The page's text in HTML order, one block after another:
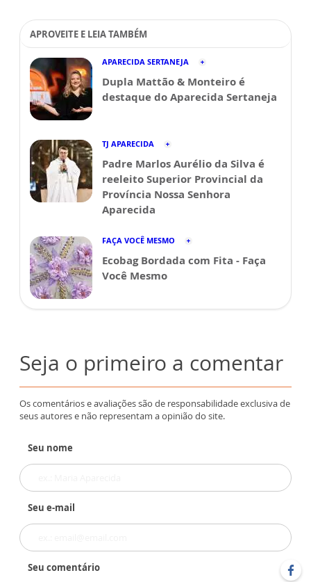
APROVEITE E LEIA TAMBÉM
APARECIDA SERTANEJA
Dupla Mattão & Monteiro é
destaque do Aparecida Sertaneja
TJ APARECIDA
Padre Marlos Aurélio da Silva é
reeleito Superior Provincial da
Província Nossa Senhora
Aparecida
FAÇA VOCÊ MESMO
Ecobag Bordada com Fita - Faça
Você Mesmo
Seja o primeiro a comentar
Os comentários e avaliações são de responsabilidade exclusiva de
seus autores e não representam a opinião do site.
Seu nome
Seu e-mail
Seu comentário